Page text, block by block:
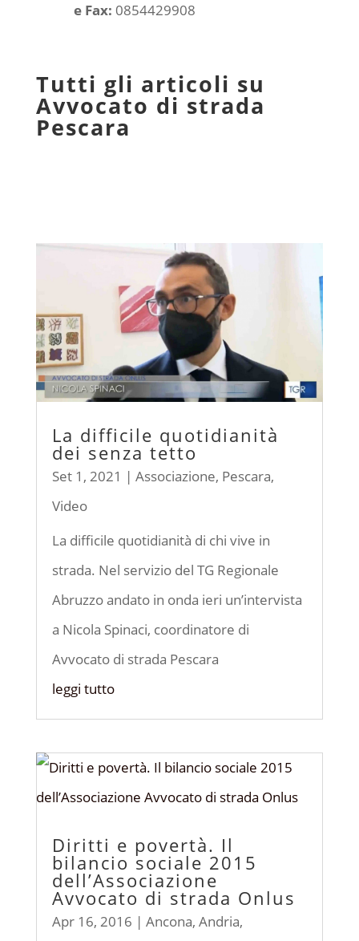
e Fax: 0854429908
Tutti gli articoli su
Avvocato di strada
Pescara
La difficile quotidianità
dei senza tetto
Set 1, 2021 | Associazione, Pescara,
Video
La difficile quotidianità di chi vive in
strada. Nel servizio del TG Regionale
Abruzzo andato in onda ieri un’intervista
a Nicola Spinaci, coordinatore di
Avvocato di strada Pescara
leggi tutto
Diritti e povertà. Il
bilancio sociale 2015
dell’Associazione
Avvocato di strada Onlus
Apr 16, 2016 | Ancona, Andria,